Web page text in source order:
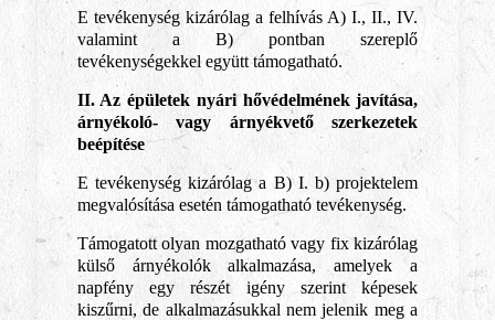
E tevékenység kizárólag a felhívás A) I., II., IV.
valamint a B) pontban szereplő
tevékenységekkel együtt támogatható.
II. Az épületek nyári hővédelmének javítása,
árnyékoló- vagy árnyékvető szerkezetek
beépítése
E tevékenység kizárólag a B) I. b) projektelem
megvalósítása esetén támogatható tevékenység.
Támogatott olyan mozgatható vagy fix kizárólag
külső árnyékolók alkalmazása, amelyek a
napfény egy részét igény szerint képesek
kiszűrni, de alkalmazásukkal nem jelenik meg a